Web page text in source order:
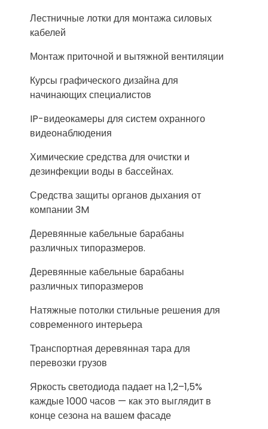
Лестничные лотки для монтажа силовых
кабелей
Монтаж приточной и вытяжной вентиляции
Курсы графического дизайна для
начинающих специалистов
IP-видеокамеры для систем охранного
видеонаблюдения
Химические средства для очистки и
дезинфекции воды в бассейнах.
Средства защиты органов дыхания от
компании 3M
Деревянные кабельные барабаны
различных типоразмеров.
Деревянные кабельные барабаны
различных типоразмеров
Натяжные потолки стильные решения для
современного интерьера
Транспортная деревянная тара для
перевозки грузов
Яркость светодиода падает на 1,2–1,5%
каждые 1000 часов — как это выглядит в
конце сезона на вашем фасаде